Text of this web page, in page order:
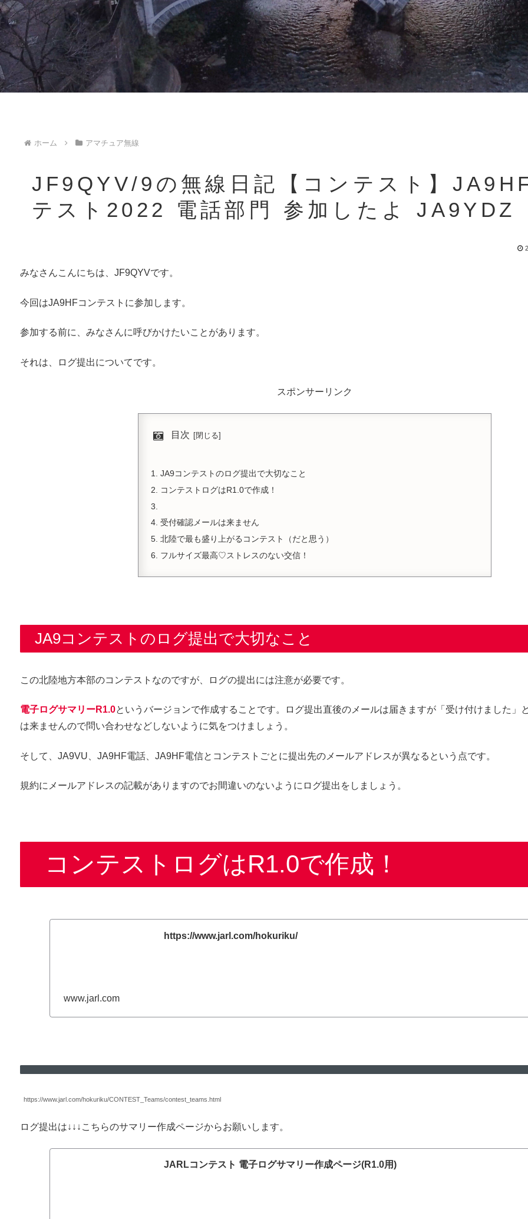
ホーム アマチュア無線
JF9QYV/9の無線日記【コンテスト】
テスト2022 電話部門 参加したよ JA9YDZ
みなさんこんにちは、JF9QYVです。
今回はJA9HFコンテストに参加します。
参加する前に、みなさんに呼びかけたいことがあります。
それは、ログ提出についてです。
スポンサーリンク
目次
JA9コンテストのログ提出で大切なこと
コンテストログはR1.0で作成！
受付確認メールは来ません
北陸で最も盛り上がるコンテスト（だと思う）
フルサイズ最高♡ストレスのない交信！
JA9コンテストのログ提出で大切なこと
この北陸地方本部のコンテストなのですが、ログの提出には注意が必要です。
電子ログサマリーR1.0というバージョンで作成することです。ログ提出直後のメールは届きますが「受け付けました」
は来ませんので問い合わせなどしないように気をつけましょう。
そして、JA9VU、JA9HF電話、JA9HF電信とコンテストごとに提出先のメールアドレスが異なるという点です。
規約にメールアドレスの記載がありますのでお間違いのないようにログ提出をしましょう。
コンテストログはR1.0で作成！
https://www.jarl.com/hokuriku/
www.jarl.com
https://www.jarl.com/hokuriku/CONTEST_Teams/contest_teams.html
ログ提出は↓↓↓こちらのサマリー作成ページからお願いします。
JARLコンテスト 電子ログサマリー作成ページ(R1.0用)